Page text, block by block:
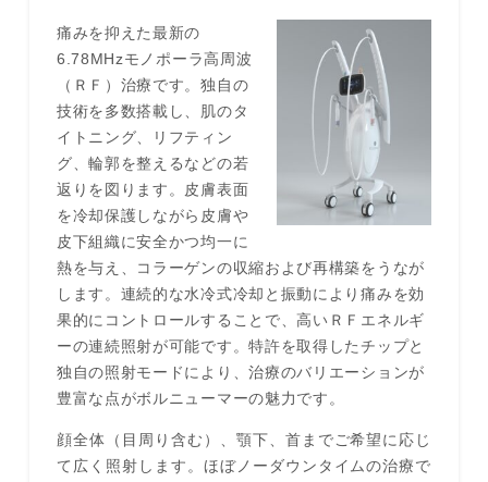
クリニック案内
アクセス
求人情報
痛みを抑えた最新の
6.78MHzモノポーラ高周波
（ＲＦ）治療です。独自の
技術を多数搭載し、肌のタ
イトニング、リフティン
グ、輪郭を整えるなどの若
返りを図ります。皮膚表面
を冷却保護しながら皮膚や
皮下組織に安全かつ均一に
熱を与え、コラーゲンの収縮および再構築をうなが
します。連続的な水冷式冷却と振動により痛みを効
果的にコントロールすることで、高いＲＦエネルギ
ーの連続照射が可能です。特許を取得したチップと
独自の照射モードにより、治療のバリエーションが
豊富な点がボルニューマーの魅力です。
顔全体（目周り含む）、顎下、首までご希望に応じ
て広く照射します。ほぼノーダウンタイムの治療で